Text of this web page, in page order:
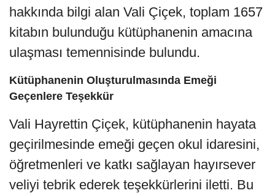
hakkında bilgi alan Vali Çiçek, toplam 1657
kitabın bulunduğu kütüphanenin amacına
ulaşması temennisinde bulundu.
Kütüphanenin Oluşturulmasında Emeği
Geçenlere Teşekkür
Vali Hayrettin Çiçek, kütüphanenin hayata
geçirilmesinde emeği geçen okul idaresini,
öğretmenleri ve katkı sağlayan hayırsever
veliyi tebrik ederek teşekkürlerini iletti. Bu